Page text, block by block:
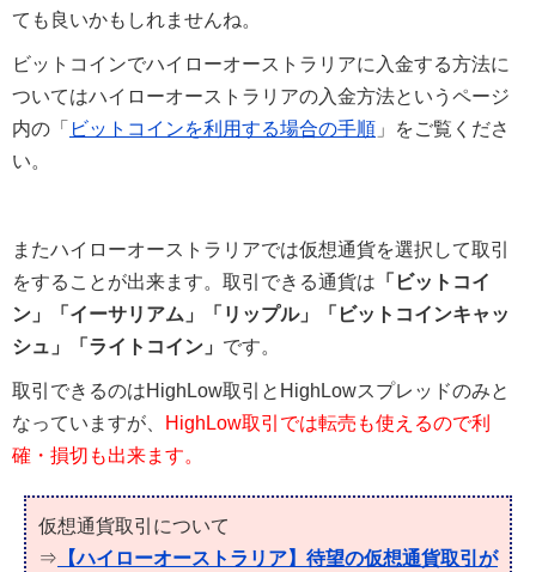
ても良いかもしれませんね。
ビットコインでハイローオーストラリアに入金する方法に
ついてはハイローオーストラリアの入金方法というページ
内の「 ビットコインを利用する場合の手順 」をご覧くださ
い。
またハイローオーストラリアでは仮想通貨を選択して取引
をすることが出来ます。取引できる通貨は 「ビットコイ
ン」「イーサリアム」「リップル」「ビットコインキャッ
シュ」「ライトコイン」 です。
取引できるのはHighLow取引とHighLowスプレッドのみと
なっていますが、
HighLow取引では転売も使えるので利
確・損切も出来ます。
仮想通貨取引について
⇒ 【ハイローオーストラリア】待望の仮想通貨取引が